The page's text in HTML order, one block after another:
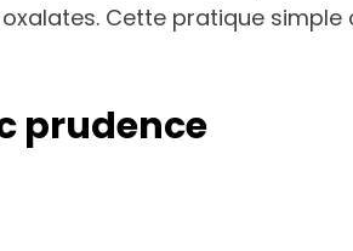
Cette pratique
prudence